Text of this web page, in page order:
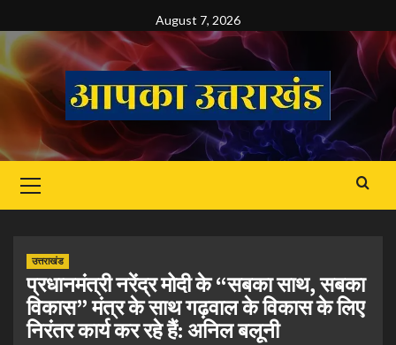
to
content
August 7, 2026
Menu
उत्तराखंड
प्रधानमंत्री नरेंद्र मोदी के “सबका साथ, सबका
विकास” मंत्र के साथ गढ़वाल के विकास के लिए
निरंतर कार्य कर रहे हैं: अनिल बलूनी